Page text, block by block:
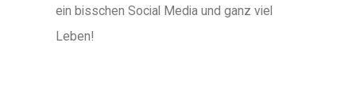
ein bisschen Social Media und ganz viel
Leben!